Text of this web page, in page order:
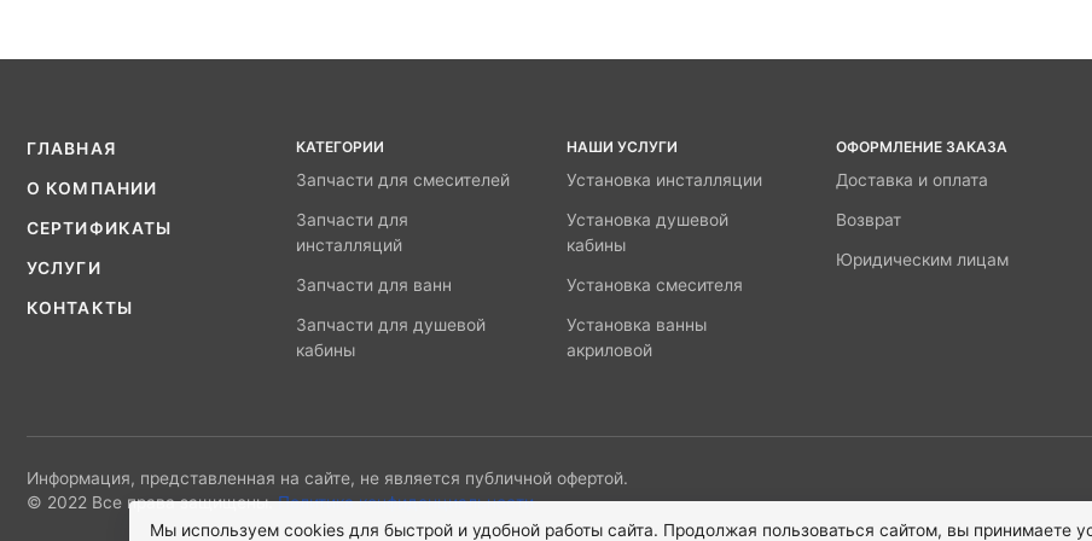
ГЛАВНАЯ
О КОМПАНИИ
СЕРТИФИКАТЫ
УСЛУГИ
КОНТАКТЫ
КАТЕГОРИИ
Запчасти для смесителей
Запчасти для
инсталляций
Запчасти для ванн
Запчасти для душевой
кабины
НАШИ УСЛУГИ
Установка инсталляции
Установка душевой
кабины
Установка смесителя
Установка ванны
акриловой
ОФОРМЛЕНИЕ ЗАКАЗА
Доставка и оплата
Возврат
Юридическим лицам
Информация, представленная на сайте, не является публичной офертой.
© 2022 Все права защищены.Политика конфиденциальности
Мы используем cookies для быстрой и удобной работы сайта. Продолжая пользоваться сайтом, вы принимаете